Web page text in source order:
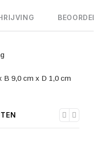
B 9,0 cm x D 1,0 cm